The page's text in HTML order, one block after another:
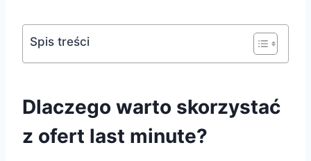
Spis treści
Dlaczego warto skorzystać
z ofert last minute?